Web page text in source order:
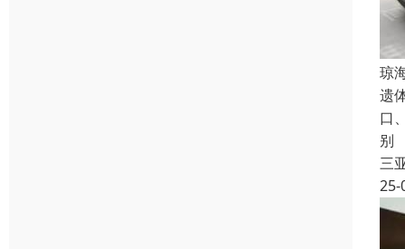
琼
遗
口
别
三
25-